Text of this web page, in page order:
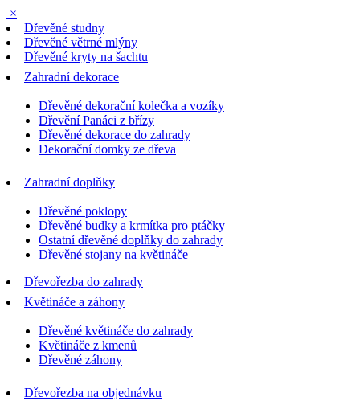
×
Dřevěné studny
Dřevěné větrné mlýny
Dřevěné kryty na šachtu
Zahradní dekorace
Dřevěné dekorační kolečka a vozíky
Dřevění Panáci z břízy
Dřevěné dekorace do zahrady
Dekorační domky ze dřeva
Zahradní doplňky
Dřevěné poklopy
Dřevěné budky a krmítka pro ptáčky
Ostatní dřevěné doplňky do zahrady
Dřevěné stojany na květináče
Dřevořezba do zahrady
Květináče a záhony
Dřevěné květináče do zahrady
Květináče z kmenů
Dřevěné záhony
Dřevořezba na objednávku